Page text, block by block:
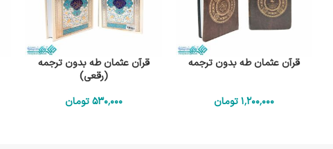
قرآن عثمان طه بدون ترجمه
1٬200٬000تومان
قرآن عثمان طه بدون ترجمه
(رقعی)
530٬000 تومان